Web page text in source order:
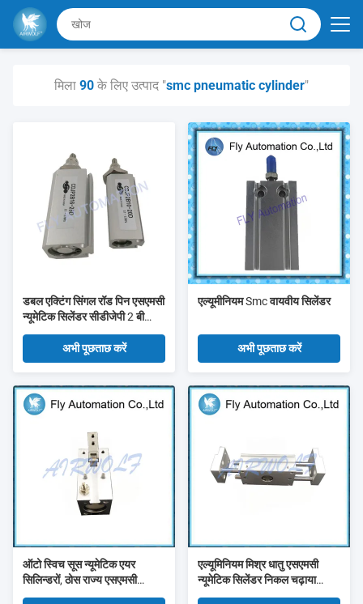
मिला 90 के लिए उत्पाद "smc pneumatic cylinder"
डबल एक्टिंग सिंगल रॉड पिन एसएमसी
न्यूमेटिक सिलेंडर सीडीजेपी 2 बी
सीरीज
अभी पूछताछ करें
एल्यूमीनियम Smc वायवीय सिलेंडर
अभी पूछताछ करें
ऑटो स्विच सूस न्यूमेटिक एयर
सिलिन्डरों, ठोस राज्य एसएमसी
न्यूमेटिक सिलेंडर
एल्यूमिनियम मिश्र धातु एसएमसी
न्यूमेटिक सिलेंडर निकल चढ़ाया
Mhl2-25d1 Mhl2-40d2